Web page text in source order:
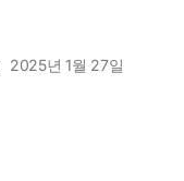
2025년 1월 27일